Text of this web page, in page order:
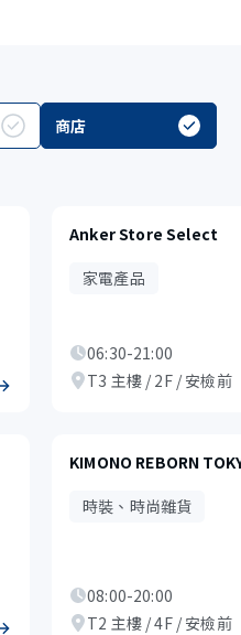
商店
Anker Store Select
家電產品
06:30-21:00
T3 主樓 / 2F / 安檢前
KIMONO REBORN
時裝、時尚雜貨
08:00-20:00
T2 主樓 / 4F / 安檢前